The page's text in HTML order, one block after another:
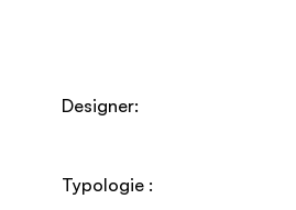
Designer:
Typologie :